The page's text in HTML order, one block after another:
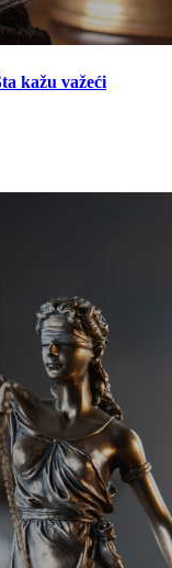
kažu važeći